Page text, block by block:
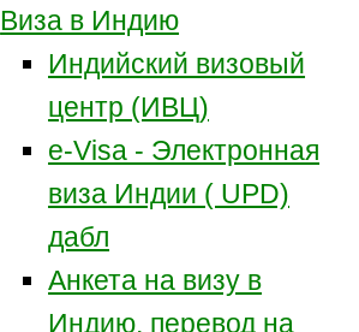
Виза в Индию
Индийский визовый
центр (ИВЦ)
e-Visa - Электронная
виза Индии ( UPD)
дабл
Анкета на визу в
Индию, перевод на